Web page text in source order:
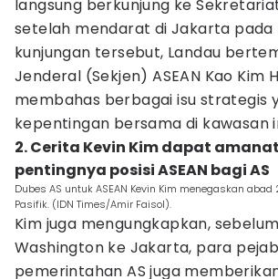
langsung berkunjung ke
setelah mendarat di Jakarta pada
kunjungan tersebut, Landau
Jenderal (Sekjen) ASEAN Kao Kim
membahas berbagai isu strategis
kepentingan bersama di kawasan
2. Cerita Kevin Kim dapat
pentingnya posisi ASEAN bagi AS
Dubes AS untuk ASEAN Kevin Kim menegaskan
Pasifik. (IDN Times/Amir Faisol).
Kim juga mengungkapkan,
Washington ke Jakarta, para
pemerintahan AS juga